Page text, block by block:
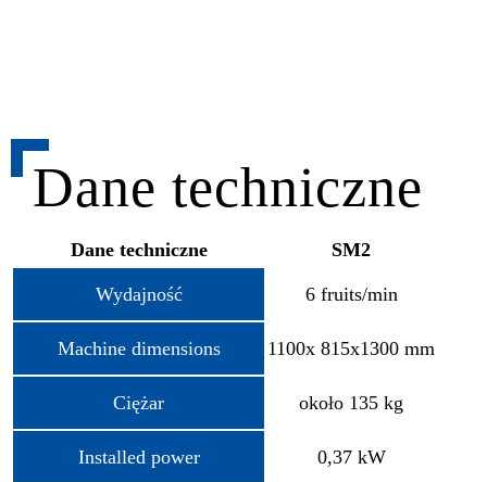
Dane techniczne
Dane techniczne SM2
Wydajność 6 fruits/min
Machine dimensions 1100x 815x1300 mm
Ciężar około 135 kg
Installed power 0,37 kW